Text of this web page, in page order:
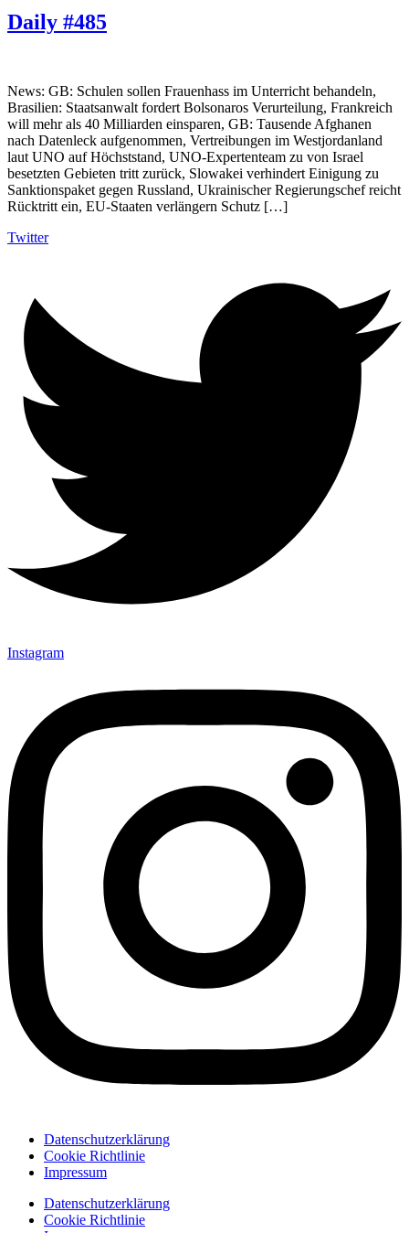
Daily #485
News: GB: Schulen sollen Frauenhass im Unterricht behandeln,
Brasilien: Staatsanwalt fordert Bolsonaros Verurteilung, Frankreich
will mehr als 40 Milliarden einsparen, GB: Tausende Afghanen
nach Datenleck aufgenommen, Vertreibungen im Westjordanland
laut UNO auf Höchststand, UNO-Expertenteam zu von Israel
besetzten Gebieten tritt zurück, Slowakei verhindert Einigung zu
Sanktionspaket gegen Russland, Ukrainischer Regierungschef reicht
Rücktritt ein, EU-Staaten verlängern Schutz […]
Twitter
Instagram
Datenschutzerklärung
Cookie Richtlinie
Impressum
Datenschutzerklärung
Cookie Richtlinie